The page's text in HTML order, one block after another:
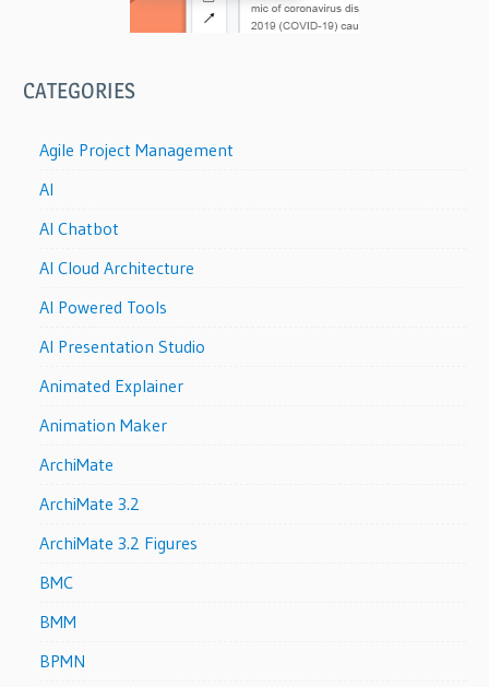
CATEGORIES
Agile Project Management
AI
AI Chatbot
AI Cloud Architecture
AI Powered Tools
AI Presentation Studio
Animated Explainer
Animation Maker
ArchiMate
ArchiMate 3.2
ArchiMate 3.2 Figures
BMC
BMM
BPMN